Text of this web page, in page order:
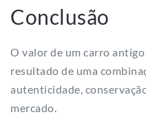
Conclusão
O valor de um carro
resultado de uma
autenticidade,
mercado.